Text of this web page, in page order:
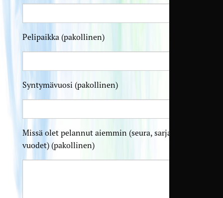
Pelipaikka (pakollinen)
Syntymävuosi (pakollinen)
Missä olet pelannut aiemmin (seura, sarjataso,
vuodet) (pakollinen)